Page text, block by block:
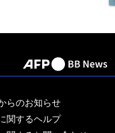
らのお知らせ
関するヘルプ